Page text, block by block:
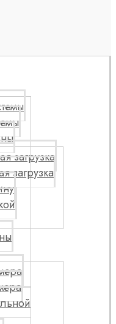
загрузка
загрузка